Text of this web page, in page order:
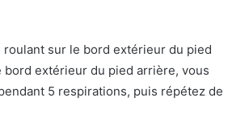
roulant sur le bord extérieur du pied
bord extérieur du pied arrière, vous
5 respirations, puis répétez de